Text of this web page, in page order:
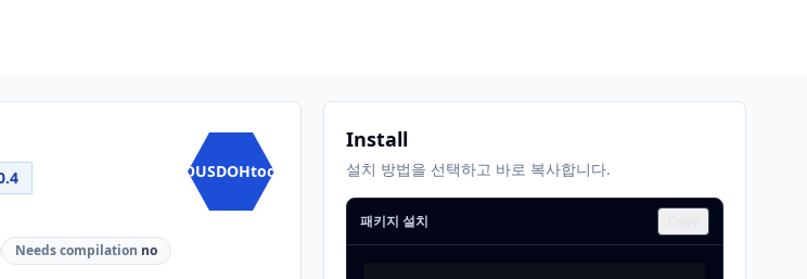
AOUSDOHtoo...
Needs compilation no
Install
설치 방법을 선택하고 바로 복사합니다.
패키지 설치